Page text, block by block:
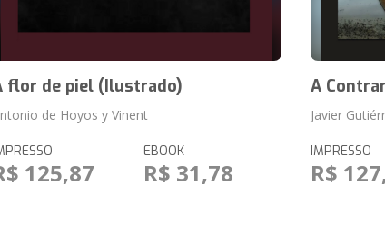
flor de piel (Ilustrado)
de Hoyos y Vinent
125,87
EBOOK
R$ 31,78
A
Javier
IMPRESSO
R$